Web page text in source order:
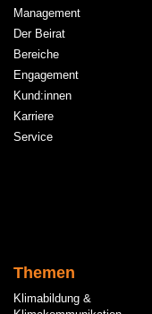
Management
Der Beirat
Bereiche
Engagement
Kund:innen
Karriere
Service
Themen
Klimabildung &